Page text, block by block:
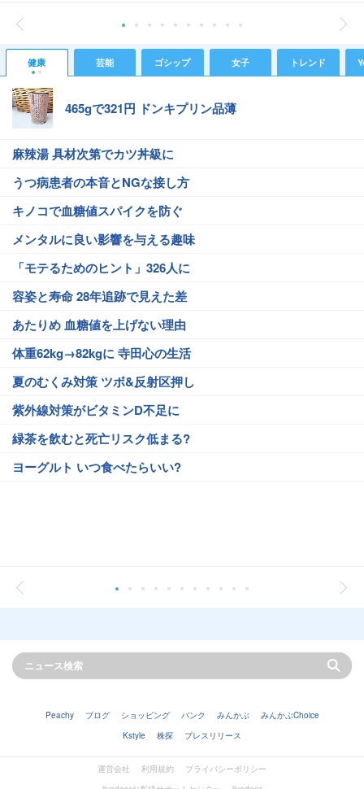
健康 芸能 ゴシップ 女子 トレンド
465gで321円 ドンキプリン品薄
麻辣湯 具材次第でカツ丼級に
うつ病患者の本音とNGな接し方
キノコで血糖値スパイクを防ぐ
メンタルに良い影響を与える趣味
「モテるためのヒント」326人に
容姿と寿命 28年追跡で見えた差
あたりめ 血糖値を上げない理由
体重62kg→82kgに 寺田心の生活
夏のむくみ対策 ツボ&反射区押し
紫外線対策がビタミンD不足に
緑茶を飲むと死亡リスク低まる?
ヨーグルト いつ食べたらいい?
Peachy ブログ ショッピング バンク みんかぶ
みんかぶChoice
Kstyle
株探 プレスリリース
運営会社 利用規約
プライバシーポリシー